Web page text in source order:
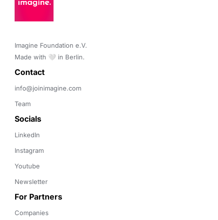
Imagine Foundation e.V.
Made with 🤍 in Berlin.
Contact
info@joinimagine.com
Team
Socials
LinkedIn
Instagram
Youtube
Newsletter
For Partners
Companies